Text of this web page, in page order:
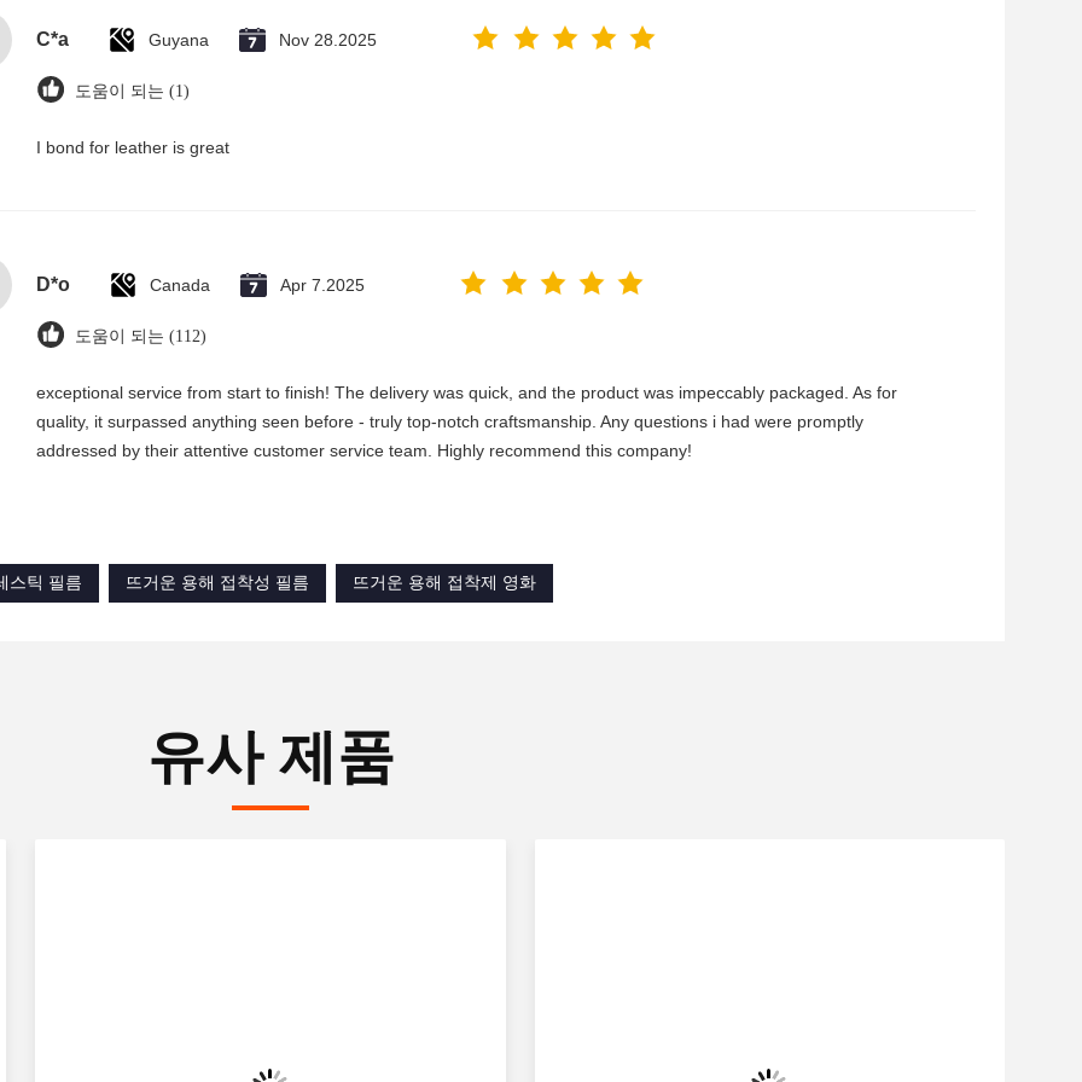
C*a Guyana Nov 28.2025
도움이 되는 (1)
I bond for leather is great
D*o Canada Apr 7.2025
도움이 되는 (112)
exceptional service from start to finish! The delivery was quick, and the product was impeccably packaged. As for
quality, it surpassed anything seen before - truly top-notch craftsmanship. Any questions i had were promptly
addressed by their attentive customer service team. Highly recommend this company!
스틱 필름 뜨거운 용해 접착성 필름 뜨거운 용해 접착제 영화
유사 제품